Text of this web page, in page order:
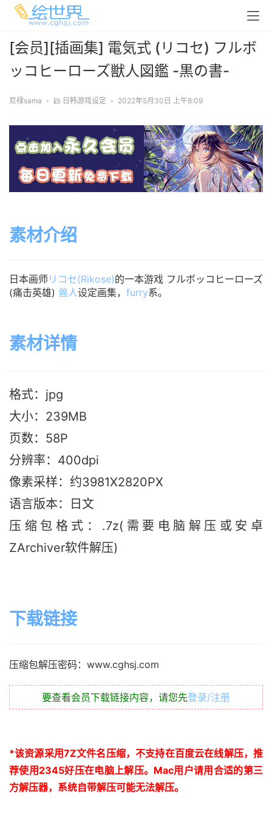
[会员][插画集] 電気式 (リコセ) フルボ
ッコヒーローズ獣人図鑑 -黒の書-
尼禄sama • 日韩游戏设定 • 2022年5月30日 上午8:09
素材介绍
日本画师リコセ(Rikose)的一本游戏 フルボッコヒーローズ
(痛击英雄) 兽人设定画集， furry系。
素材详情
格式：jpg
大小：239MB
页数：58P
分辨率：400dpi
像素采样：约3981X2820PX
语言版本：日文
压缩包格式：.7z(需要电脑解压或安卓
ZArchiver软件解压)
下载链接
压缩包解压密码：www.cghsj.com
要查看会员下载链接内容，请您先登录/注册
*该资源采用7Z文件名压缩，不支持在百度云在线解压，推
荐使用2345好压在电脑上解压。 Mac用户请用合适的第三
方解压器，系统自带解压可能无法解压。